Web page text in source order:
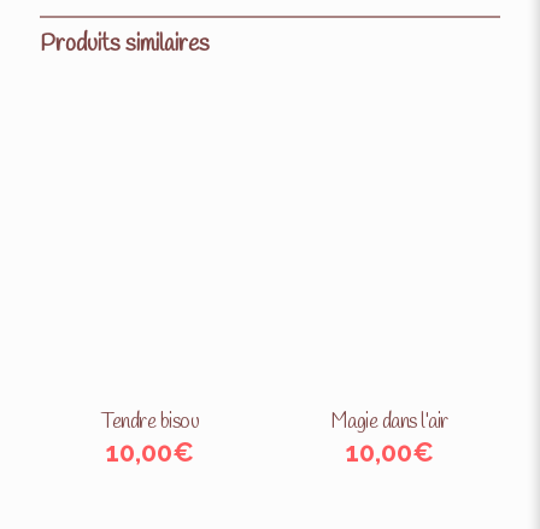
Produits similaires
Tendre bisou
10,00€
Magie dans l’air
10,00€